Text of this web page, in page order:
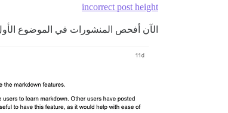
incorrect post height
الآن أفحص المنشورات في الموضوع